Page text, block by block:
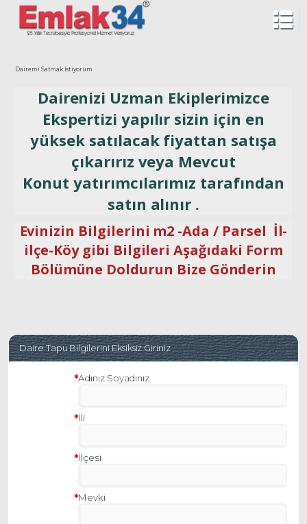
Dairemi Satmak İstiyorum
Dairenizi Uzman Ekiplerimizce
Ekspertizi yapılır sizin için en
yüksek satılacak fiyattan satışa
çıkarırız veya Mevcut
Konut yatırımcılarımız tarafından
satın alınır .
Evinizin Bilgilerini m2 -Ada / Parsel İl-
ilçe-Köy gibi Bilgileri Aşağıdaki Form
Bölümüne Doldurun Bize Gönderin
Daire Tapu Bilgilerini Eksiksiz Giriniz
Adınız Soyadınız
İli
İlçesi
Mevki